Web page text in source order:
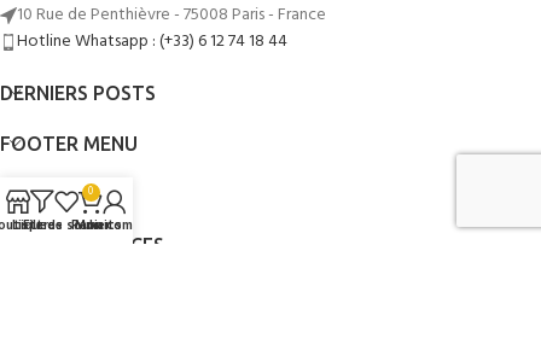
10 Rue de Penthièvre - 75008 Paris - France
Hotline Whatsapp : (+33) 6 12 74 18 44
DERNIERS POSTS
FOOTER MENU
LIENS UTILES
AUTRES SERVICES
Filtres
Liste de souhaits
0
Panier
Mon compte